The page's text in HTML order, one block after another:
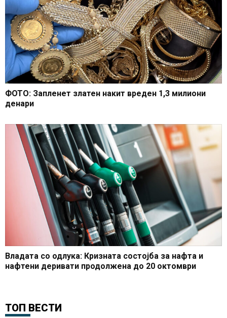
ФОТО: Запленет златен накит вреден 1,3 милиони
денари
Владата со одлука: Кризната состојба за нафта и
нафтени деривати продолжена до 20 октомври
ТОП ВЕСТИ